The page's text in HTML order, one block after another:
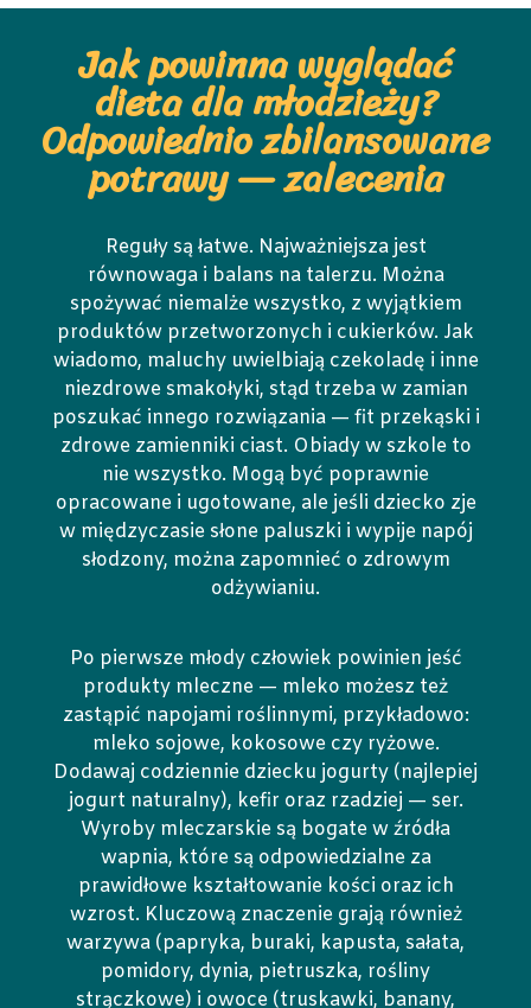
Jak powinna wyglądać
dieta dla młodzieży?
Odpowiednio zbilansowane
potrawy — zalecenia
Reguły są łatwe. Najważniejsza jest
równowaga i balans na talerzu. Można
spożywać niemalże wszystko, z wyjątkiem
produktów przetworzonych i cukierków. Jak
wiadomo, maluchy uwielbiają czekoladę i inne
niezdrowe smakołyki, stąd trzeba w zamian
poszukać innego rozwiązania — fit przekąski i
zdrowe zamienniki ciast. Obiady w szkole to
nie wszystko. Mogą być poprawnie
opracowane i ugotowane, ale jeśli dziecko zje
w międzyczasie słone paluszki i wypije napój
słodzony, można zapomnieć o zdrowym
odżywianiu.
Po pierwsze młody człowiek powinien jeść
produkty mleczne — mleko możesz też
zastąpić napojami roślinnymi, przykładowo:
mleko sojowe, kokosowe czy ryżowe.
Dodawaj codziennie dziecku jogurty (najlepiej
jogurt naturalny), kefir oraz rzadziej — ser.
Wyroby mleczarskie są bogate w źródła
wapnia, które są odpowiedzialne za
prawidłowe kształtowanie kości oraz ich
wzrost. Kluczową znaczenie grają również
warzywa (papryka, buraki, kapusta, sałata,
pomidory, dynia, pietruszka, rośliny
strączkowe) i owoce (truskawki, banany,